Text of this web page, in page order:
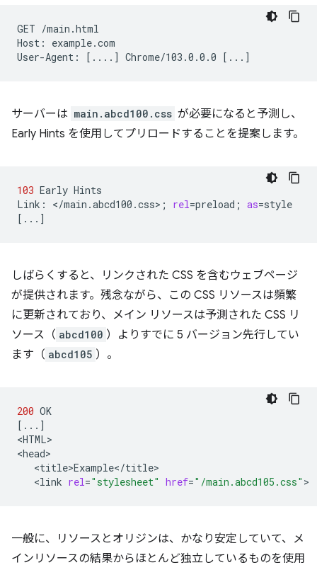
GET /main.html
Host:
example.com
User-Agent:
[ .... ] Chrome/103.0.0.0 [ ... ]
サーバーは main.abcd100.css が必要になると予測し、
Early Hints を使用してプリロードすることを提案します。
103 Early Hints
Link:
</main.abcd100.css> ; rel=preload ; as=
[ ... ]
しばらくすると、リンクされた CSS を含むウェブページ
が提供されます。残念ながら、この CSS リソースは頻繁
に更新されており、メイン リソースは予測された CSS リ
ソース（ abcd100 ）よりすでに 5 バージョン先行してい
ます（ abcd105 ）。
200
[ ... ]
<HTML>
<link rel="stylesheet" href="/main.abcd105.css"
一般に、リソースとオリジンは、かなり安定していて、メ
インリソースの結果からほとんど独立しているものを使用